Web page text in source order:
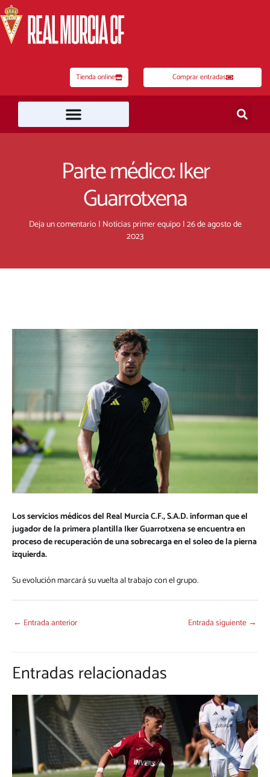
al
contenido
Tienda online Comprar entradas
Parte médico: Iker
Guarrotxena
Deja un comentario | Noticias primer equipo |26 de agosto de
2023
Los servicios médicos del Real Murcia C.F., S.A.D. informan que el
jugador de la primera plantilla Iker Guarrotxena se encuentra en
proceso de recuperación de una sobrecarga en el soleo de la pierna
izquierda.
Su evolución marcará su vuelta al trabajo con el grupo.
← Entrada anterior Entrada siguiente →
Entradas relacionadas